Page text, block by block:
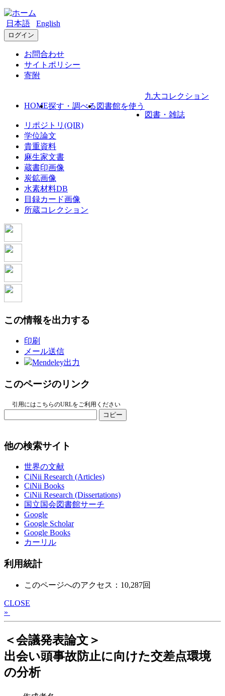
日本語 English
ログイン
お問合わせ
サイトポリシー
寄附
HOME探す・調べる 図書館を使う
九大コレクション
図書・雑誌
リポジトリ(QIR)
学位論文
貴重資料
麻生家文書
蔵書印画像
炭鉱画像
水素材料DB
目録カード画像
所蔵コレクション
この情報を出力する
印刷
メール送信
Mendeley出力
このページのリンク
引用にはこちらのURLをご利用ください
コピー
他の検索サイト
世界の文献
CiNii Research (Articles)
CiNii Books
CiNii Research (Dissertations)
国立国会図書館サーチ
Google
Google Scholar
Google Books
カーリル
利用統計
このページへのアクセス：10,287回
CLOSE
»
＜会議発表論文＞
出会い頭事故防止に向けた交差点環境
の分析